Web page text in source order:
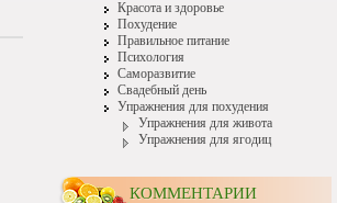
Красота и здоровье
Похудение
Правильное питание
Психология
Саморазвитие
Свадебный день
Упражнения для похудения
Упражнения для живота
Упражнения для ягодиц
КОММЕНТАРИИ